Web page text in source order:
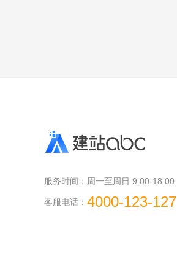
服务时间： 周一至周日 9:00-18:00
客服电话： 4000-123-127